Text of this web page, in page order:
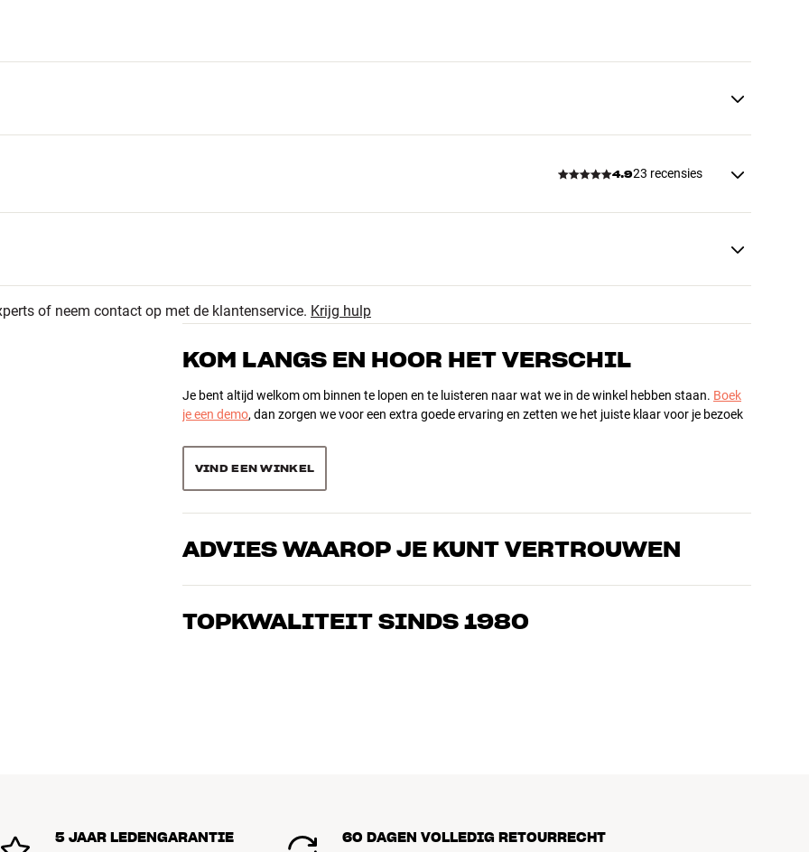
4.923 recensies
4.9
of neem contact op met de klantenservice. Krijg hulp
KOM LANGS EN HOOR HET VERSCHIL
Je bent altijd welkom om binnen te lopen en te luisteren naar wat we in de winkel hebben staan. Boek
je een demo, dan zorgen we voor een extra goede ervaring en zetten we het juiste klaar voor je bezoek
VIND EEN WINKEL
ADVIES WAAROP JE KUNT VERTROUWEN
Onze medewerkers zijn echte liefhebbers die de producten door en door kennen en gepassioneerd zijn
de perfecte oplossing voor jouw wensen en budget
TOPKWALITEIT SINDS 1980
5 JAAR LEDENGARANTIE 60 DAGEN VOLLEDIG RETOURRECHT